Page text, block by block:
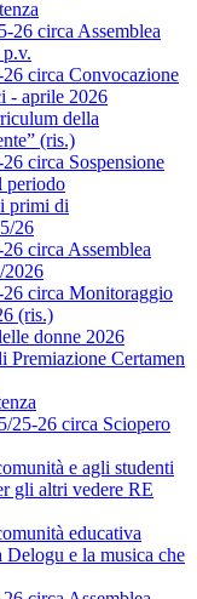
26 circa Assemblea
circa Convocazione
- aprile 2026
della
(ris.)
circa Sospensione
periodo
primi di
26
circa Assemblea
2026
circa Monitoraggio
(ris.)
donne 2026
Premiazione Certamen
25-26 circa Sciopero
e agli studenti
gli altri vedere RE
educativa
e la musica che